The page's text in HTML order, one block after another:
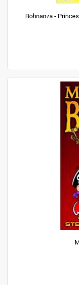
Bohnanza -